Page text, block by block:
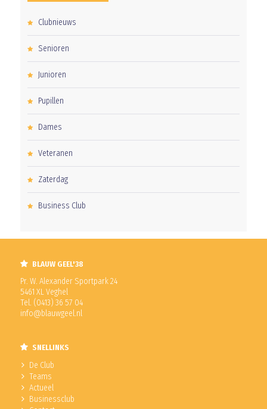
Clubnieuws
Senioren
Junioren
Pupillen
Dames
Veteranen
Zaterdag
Business Club
BLAUW GEEL'38
Pr. W. Alexander Sportpark 24
5461 XL Veghel
Tel. (0413) 36 57 04
info@blauwgeel.nl
SNELLINKS
De Club
Teams
Actueel
Businessclub